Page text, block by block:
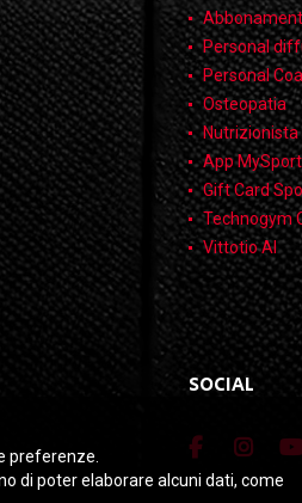
Personal
Personal
Osteopatia
Nutrizionista
App
Gift Card
Technogym
Vittotio AI
SOCIAL
preferenze.
di poter elaborare alcuni dati, come